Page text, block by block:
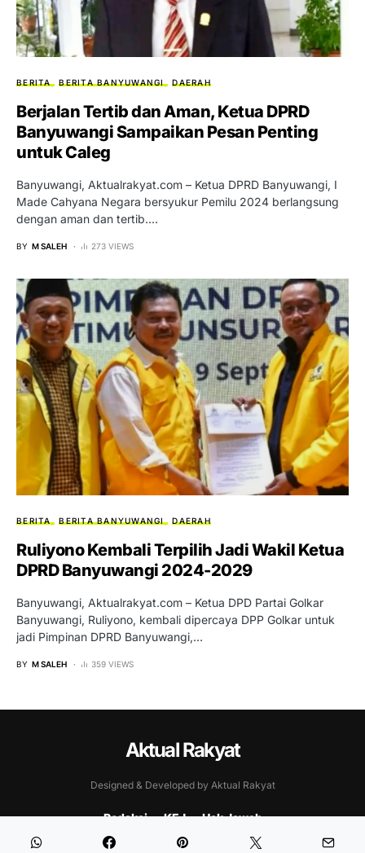
BERITA BERITA BANYUWANGI DAERAH
Berjalan Tertib dan Aman, Ketua DPRD
Banyuwangi Sampaikan Pesan Penting
untuk Caleg
Banyuwangi, Aktualrakyat.com – Ketua DPRD Banyuwangi, I
Made Cahyana Negara bersyukur Pemilu 2024 berlangsung
dengan aman dan tertib.…
BY M SALEH 273 VIEWS
BERITA BERITA BANYUWANGI DAERAH
Ruliyono Kembali Terpilih Jadi Wakil Ketua
DPRD Banyuwangi 2024-2029
Banyuwangi, Aktualrakyat.com – Ketua DPD Partai Golkar
Banyuwangi, Ruliyono, kembali dipercaya DPP Golkar untuk
jadi Pimpinan DPRD Banyuwangi,…
BY M SALEH 359 VIEWS
Aktual Rakyat
Designed & Developed by Aktual Rakyat
Redaksi KEJ Hak Jawab